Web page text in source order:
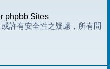
phpbb Sites
許有安全性之疑慮，所有問